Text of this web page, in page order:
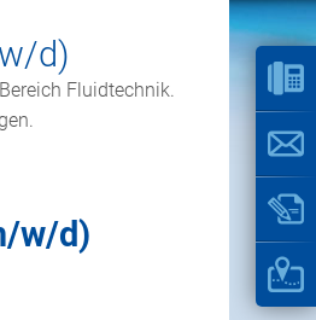
d)
Fluidtechnik.
w/d)